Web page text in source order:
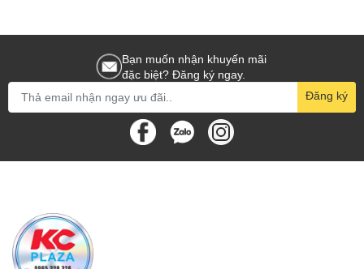
Bạn muốn nhận khuyến mãi
đặc biệt? Đăng ký ngay.
Đăng ký